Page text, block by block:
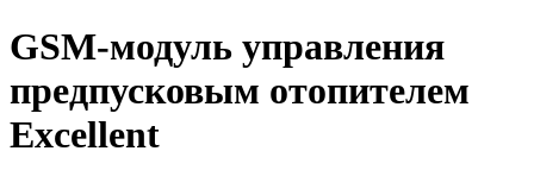
GSM-модуль управления
предпусковым отопителем
Excellent